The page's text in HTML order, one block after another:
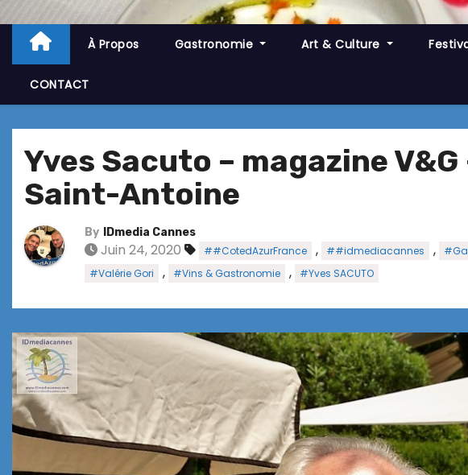
À Propos Gastronomie Art & Culture
CONTACT
Yves Sacuto – magazine
Saint-Antoine
By IDmedia Cannes
Juin 24, 2020 ##CotedAzurFrance , ##idmediacannes ,
#Valérie Gori , #Vins & Gastronomie , #Yves SACUTO